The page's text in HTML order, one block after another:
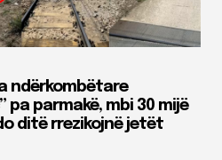
ndërkombëtare
pa parmakë, mbi 30 mijë
ditë rrezikojnë jetët